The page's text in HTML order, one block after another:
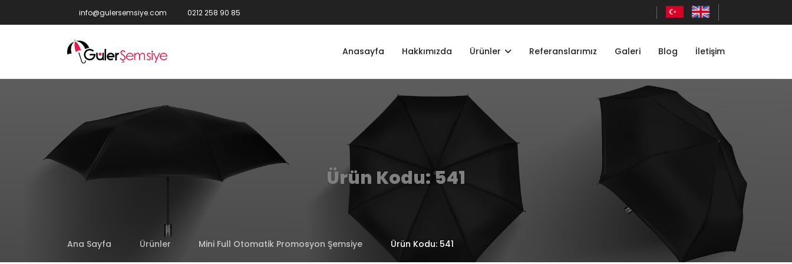
info@gulersemsiye.com 0212 258 90 85
Anasayfa Hakkımızda Ürünler Referanslarımız Galeri Blog İletişim
Ürün Kodu: 541
Ana Sayfa Ürünler Mini Full Otomatik Promosyon Şemsiye Ürün Kodu: 541